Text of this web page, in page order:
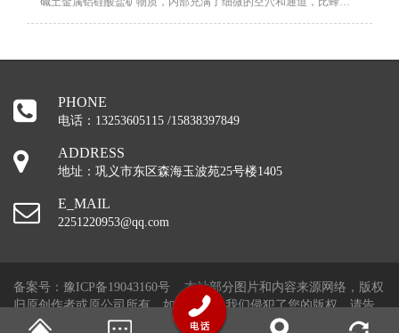
要···
PHONE
电话：13253605115 /15838397849
ADDRESS
地址：巩义市东区森海玉波苑25号楼1405
E_MAIL
2251220953@qq.com
备案号： 豫ICP备19043160号 本站部分图片和内容来源网络，版权
归原创作者或原公司所有，如果您认为我们侵犯了您的版权，请告
知，我们将立即删除！！